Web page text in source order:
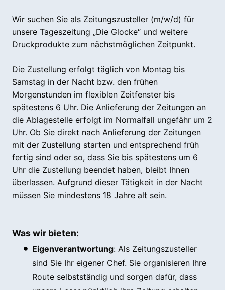
Wir suchen Sie als Zeitungszusteller (m/w/d) für
unsere Tageszeitung „Die Glocke“ und weitere
Druckprodukte zum nächstmöglichen Zeitpunkt.
Die Zustellung erfolgt täglich von Montag bis
Samstag in der Nacht bzw. den frühen
Morgenstunden im flexiblen Zeitfenster bis
spätestens 6 Uhr. Die Anlieferung der Zeitungen an
die Ablagestelle erfolgt im Normalfall ungefähr um 2
Uhr. Ob Sie direkt nach Anlieferung der Zeitungen
mit der Zustellung starten und entsprechend früh
fertig sind oder so, dass Sie bis spätestens um 6
Uhr die Zustellung beendet haben, bleibt Ihnen
überlassen. Aufgrund dieser Tätigkeit in der Nacht
müssen Sie mindestens 18 Jahre alt sein.
Was wir bieten:
Eigenverantwortung: Als Zeitungszusteller
sind Sie Ihr eigener Chef. Sie organisieren Ihre
Route selbstständig und sorgen dafür, dass